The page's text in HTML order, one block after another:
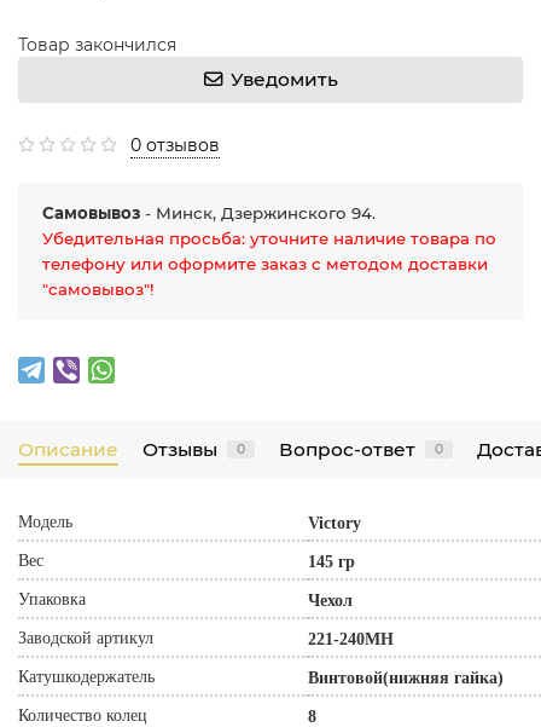
Товар закончился
Уведомить
0 отзывов
Самовывоз - Минск, Дзержинского 94.
Убедительная просьба: уточните наличие товара по
телефону или оформите заказ с методом доставки
"самовывоз"!
Описание Отзывы 0 Вопрос-ответ 0
Модель Victory
Вес 145 гр
Упаковка Чехол
Заводской артикул 221-240MH
Катушкодержатель Винтовой(нижняя гайка)
Количество колец 8